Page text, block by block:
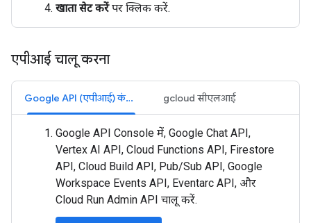
खाता सेट करेंपर क्लिक करें.
एपीआई चालू करना
Google API (एपीआई) कंसोल gcloud सीएलआई
Google API Console में, Google Chat API,
Vertex AI API, Cloud Functions API, Firestore
API, Cloud Build API, Pub/Sub API, Google
Workspace Events API, Eventarc API, और
Cloud Run Admin API चालू करें.